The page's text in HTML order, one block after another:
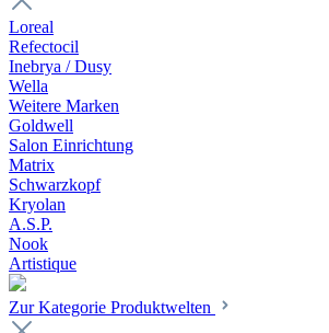
Loreal
Refectocil
Inebrya / Dusy
Wella
Weitere Marken
Goldwell
Salon Einrichtung
Matrix
Schwarzkopf
Kryolan
A.S.P.
Nook
Artistique
Zur Kategorie Produktwelten